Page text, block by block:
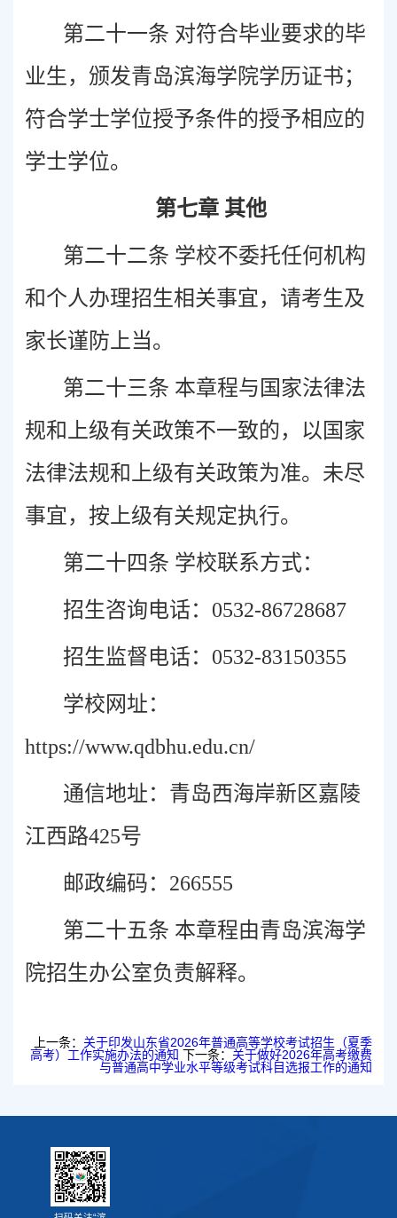
第二十一条 对符合毕业要求的毕
业生，颁发青岛滨海学院学历证书；
符合学士学位授予条件的授予相应的
学士学位。
第七章 其他
第二十二条 学校不委托任何机构
和个人办理招生相关事宜，请考生及
家长谨防上当。
第二十三条 本章程与国家法律法
规和上级有关政策不一致的，以国家
法律法规和上级有关政策为准。未尽
事宜，按上级有关规定执行。
第二十四条 学校联系方式：
招生咨询电话：0532-86728687
招生监督电话：0532-83150355
学校网址：
https://www.qdbhu.edu.cn/
通信地址：青岛西海岸新区嘉陵
江西路425号
邮政编码：266555
第二十五条 本章程由青岛滨海学
院招生办公室负责解释。
上一条： 关于印发山东省2026年普通高等学校考试招生（夏季
高考）工作实施办法的通知 下一条： 关于做好2026年高考缴费
与普通高中学业水平等级考试科目选报工作的通知